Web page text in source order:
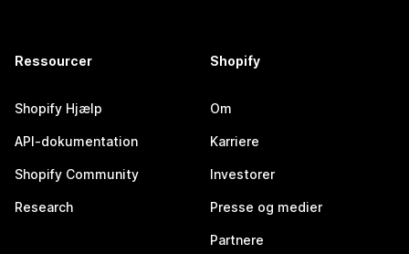
Ressourcer
Shopify Hjælp
API-dokumentation
Shopify Community
Research
Shopify
Om
Karriere
Investorer
Presse og medier
Partnere